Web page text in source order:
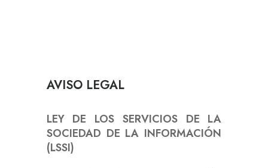
AVISO LEGAL
LEY DE LOS SERVICIOS DE LA
SOCIEDAD DE LA INFORMACIÓN
(LSSI)